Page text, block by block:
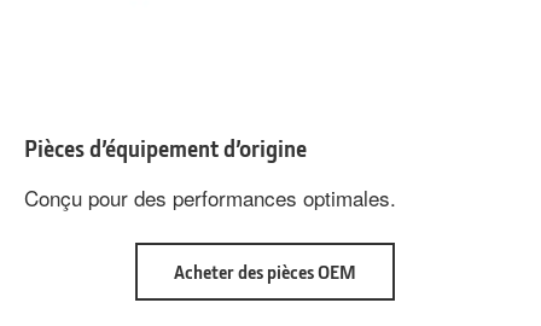
Pièces d’équipement d’origine
Conçu pour des performances optimales.
Acheter des pièces OEMabout
d’équipement